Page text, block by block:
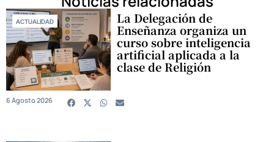
ACTUALIDAD La Delegación de
Enseñanza organiza un
curso sobre inteligencia
artificial aplicada a la
clase de Religión
6 Agosto 2026